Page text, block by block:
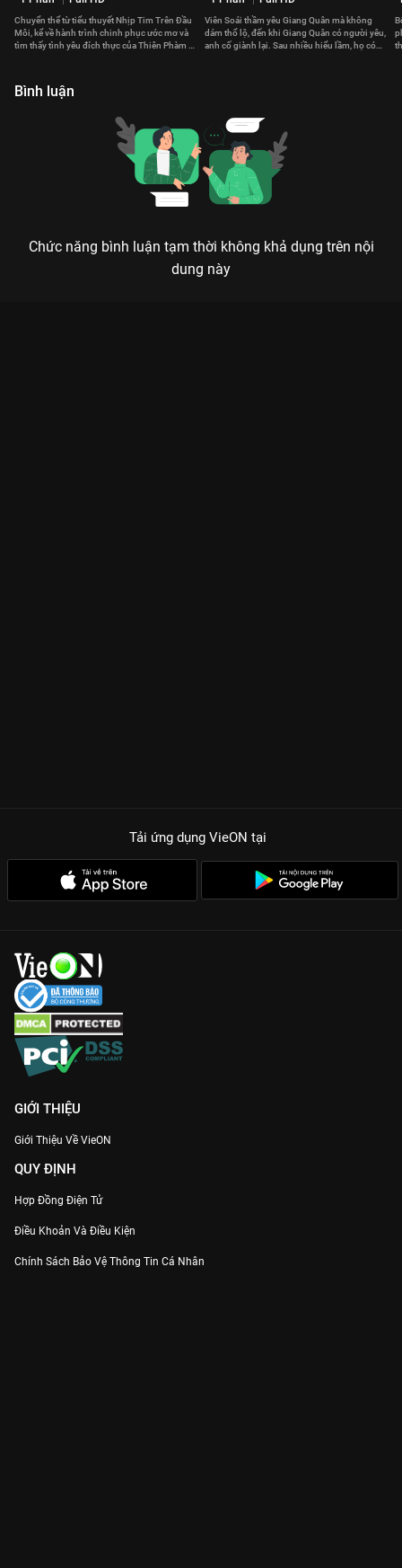
Chuyển thể từ tiểu thuyết Nhịp Tim Trên Đầu
Môi, kể về hành trình chinh phục ước mơ và
tìm thấy tình yêu đích thực của Thiên Phàm và
Viên Soái thầm yêu Giang Quân mà không
dám thổ lộ, đến khi Giang Quân có người yêu,
anh cố giành lại. Sau nhiều hiểu lầm, họ có
Bình luận
Chức năng bình luận tạm thời không khả dụng trên nội
dung này
Tải ứng dụng VieON tại
GIỚI THIỆU
Giới Thiệu Về VieON
QUY ĐỊNH
Hợp Đồng Điện Tử
Điều Khoản Và Điều Kiện
Chính Sách Bảo Vệ Thông Tin Cá Nhân